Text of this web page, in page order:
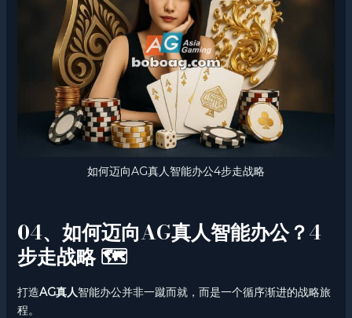
如何迈向AG真人智能办公4步走战略
04、如何迈向AG真人智能办公？4
步走战略 🗺️
打造AG真人智能办公并非一蹴而就，而是一个循序渐进的战略旅
程。